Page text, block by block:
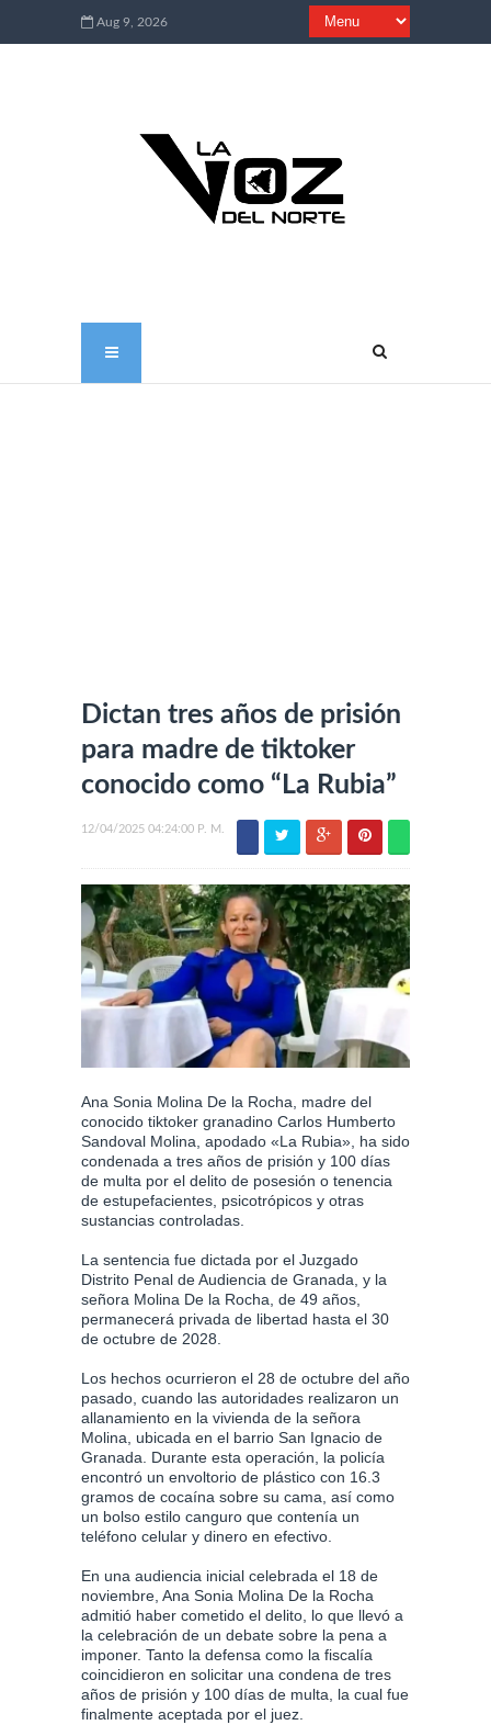
Aug 9, 2026
Dictan tres años de prisión
para madre de tiktoker
conocido como “La Rubia”
12/04/2025 04:24:00 P. M.
Ana Sonia Molina De la Rocha, madre del
conocido tiktoker granadino Carlos Humberto
Sandoval Molina, apodado «La Rubia», ha sido
condenada a tres años de prisión y 100 días
de multa por el delito de posesión o tenencia
de estupefacientes, psicotrópicos y otras
sustancias controladas.
La sentencia fue dictada por el Juzgado
Distrito Penal de Audiencia de Granada, y la
señora Molina De la Rocha, de 49 años,
permanecerá privada de libertad hasta el 30
de octubre de 2028.
Los hechos ocurrieron el 28 de octubre del año
pasado, cuando las autoridades realizaron un
allanamiento en la vivienda de la señora
Molina, ubicada en el barrio San Ignacio de
Granada. Durante esta operación, la policía
encontró un envoltorio de plástico con 16.3
gramos de cocaína sobre su cama, así como
un bolso estilo canguro que contenía un
teléfono celular y dinero en efectivo.
En una audiencia inicial celebrada el 18 de
noviembre, Ana Sonia Molina De la Rocha
admitió haber cometido el delito, lo que llevó a
la celebración de un debate sobre la pena a
imponer. Tanto la defensa como la fiscalía
coincidieron en solicitar una condena de tres
años de prisión y 100 días de multa, la cual fue
finalmente aceptada por el juez.